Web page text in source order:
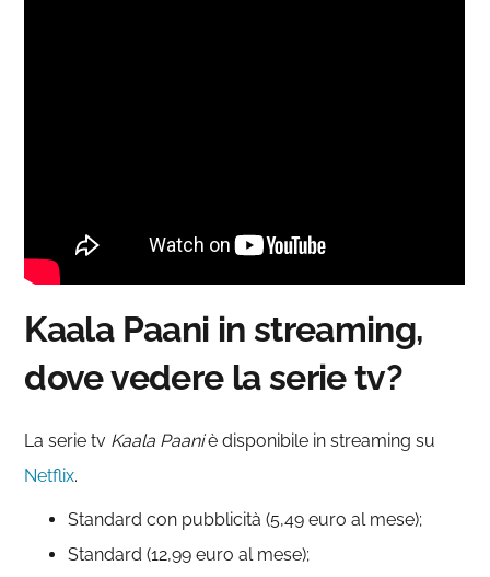
Kaala Paani in streaming,
dove vedere la serie tv?
La serie tv Kaala Paaniè disponibile in streaming su
Netflix.
Standard con pubblicità (5,49 euro al mese);
Standard (12,99 euro al mese);